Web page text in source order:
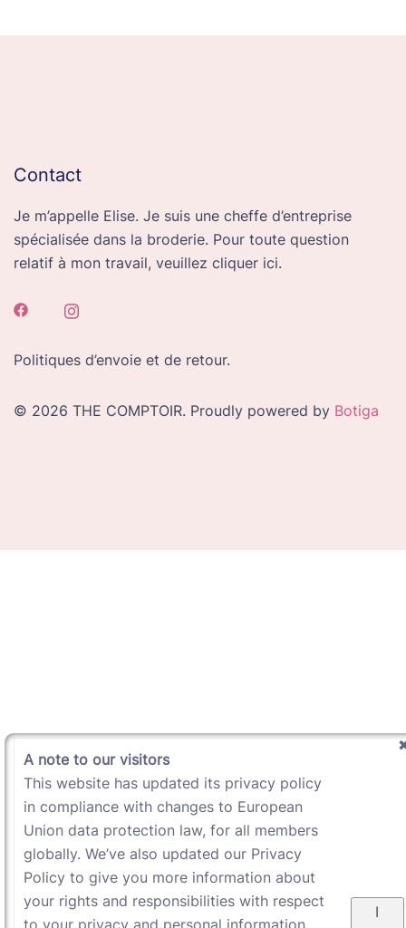
Contact
Je m’appelle Elise. Je suis une cheffe d’entreprise
spécialisée dans la broderie. Pour toute question
relatif à mon travail, veuillez cliquer ici.
Politiques d’envoie et de retour.
© 2026 THE COMPTOIR. Proudly powered by Botiga
A note to our visitors
This website has updated its privacy policy
in compliance with changes to European
Union data protection law, for all members
globally. We’ve also updated our Privacy
Policy to give you more information about
your rights and responsibilities with respect
I